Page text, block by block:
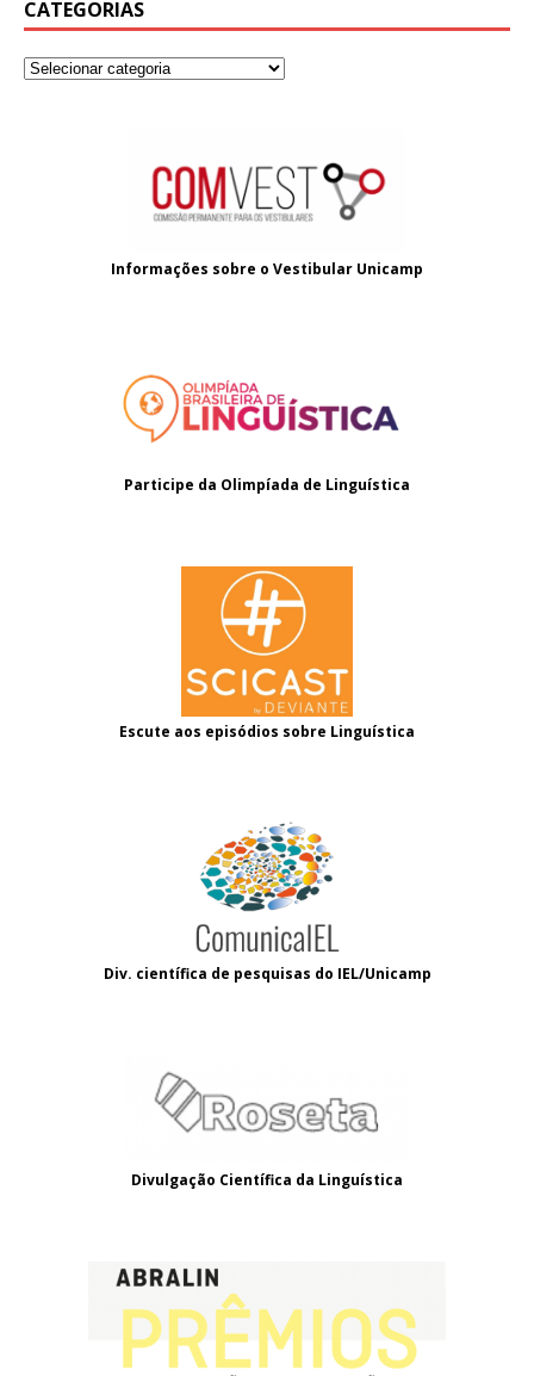
CATEGORIAS
Informações sobre o Vestibular Unicamp
Participe da Olimpíada de Linguística
Escute aos episódios sobre Linguística
Div. científica de pesquisas do IEL/Unicamp
Divulgação Científica da Linguística